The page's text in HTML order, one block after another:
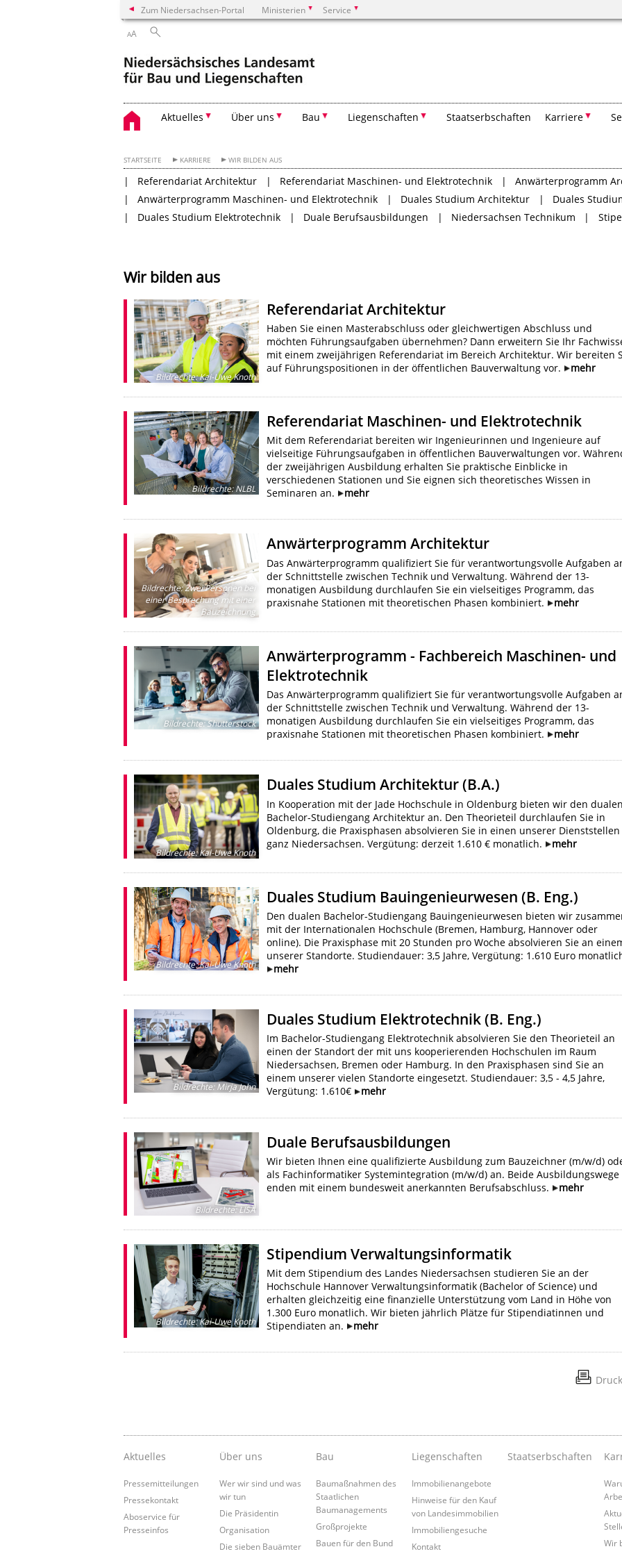
Zum Niedersachsen-Portal Ministerien Service
AA
Aktuelles Über uns Bau Liegenschaften Staatserbschaften Karriere
STARTSEITE KARRIERE WIR BILDEN AUS
Referendariat Architektur Referendariat Maschinen- und Elektrotechnik
Anwärterprogramm
Anwärterprogramm Maschinen- und Elektrotechnik
Duales Studium Architektur
Duales
Duales Studium Elektrotechnik
Duale Berufsausbildungen Niedersachsen Technikum
Wir bilden aus
Bildrechte:Kai-Uwe Knoth
Referendariat Architektur
Haben Sie einen Masterabschluss oder gleichwertigen Abschluss und
möchten Führungsaufgaben übernehmen? Dann erweitern Sie Ihr
mit einem zweijährigen Referendariat im Bereich Architektur. Wir bereiten
auf Führungspositionen in der öffentlichen Bauverwaltung vor.
mehr
Bildrechte:NLBL
Referendariat Maschinen- und Elektrotechnik
Mit dem Referendariat bereiten wir Ingenieurinnen und Ingenieure auf
vielseitige Führungsaufgaben in öffentlichen Bauverwaltungen vor.
der zweijährigen Ausbildung erhalten Sie praktische Einblicke in
verschiedenen Stationen und Sie eignen sich theoretisches Wissen in
Seminaren an.
mehr
Bildrechte:Zwei Personen bei
einer Besprechung mit einer
Bauzeichnung
Anwärterprogramm Architektur
Das Anwärterprogramm qualifiziert Sie für verantwortungsvolle Aufgaben
der Schnittstelle zwischen Technik und Verwaltung. Während der 13-
monatigen Ausbildung durchlaufen Sie ein vielseitiges Programm, das
praxisnahe Stationen mit theoretischen Phasen kombiniert.
mehr
Bildrechte:Shutterstock
Anwärterprogramm - Fachbereich Maschinen- und
Elektrotechnik
Das Anwärterprogramm qualifiziert Sie für verantwortungsvolle Aufgaben
der Schnittstelle zwischen Technik und Verwaltung. Während der 13-
monatigen Ausbildung durchlaufen Sie ein vielseitiges Programm, das
praxisnahe Stationen mit theoretischen Phasen kombiniert.
mehr
Bildrechte:Kai-Uwe Knoth
Duales Studium Architektur (B.A.)
In Kooperation mit der Jade Hochschule in Oldenburg bieten wir den dualen
Bachelor-Studiengang Architektur an. Den Theorieteil durchlaufen Sie in
Oldenburg, die Praxisphasen absolvieren Sie in einen unserer
ganz Niedersachsen. Vergütung: derzeit 1.610 € monatlich.
mehr
Bildrechte:Kai-Uwe Knoth
Duales Studium Bauingenieurwesen (B. Eng.)
Den dualen Bachelor-Studiengang Bauingenieurwesen bieten wir
mit der Internationalen Hochschule (Bremen, Hamburg, Hannover oder
online). Die Praxisphase mit 20 Stunden pro Woche absolvieren Sie an
unserer Standorte. Studiendauer: 3,5 Jahre, Vergütung: 1.610 Euro
mehr
Bildrechte:Mirja John
Duales Studium Elektrotechnik (B. Eng.)
Im Bachelor-Studiengang Elektrotechnik absolvieren Sie den Theorieteil an
einen der Standort der mit uns kooperierenden Hochschulen im Raum
Niedersachsen, Bremen oder Hamburg. In den Praxisphasen sind Sie an
einem unserer vielen Standorte eingesetzt. Studiendauer: 3,5 - 4,5 Jahre,
Vergütung: 1.610€
mehr
Bildrechte:LISA
Duale Berufsausbildungen
Wir bieten Ihnen eine qualifizierte Ausbildung zum Bauzeichner (m/w/d)
als Fachinformatiker Systemintegration (m/w/d) an. Beide Ausbildungswege
enden mit einem bundesweit anerkannten Berufsabschluss.
mehr
Bildrechte:Kai-Uwe Knoth
Stipendium Verwaltungsinformatik
Mit dem Stipendium des Landes Niedersachsen studieren Sie an der
Hochschule Hannover Verwaltungsinformatik (Bachelor of Science) und
erhalten gleichzeitig eine finanzielle Unterstützung vom Land in Höhe von
1.300 Euro monatlich. Wir bieten jährlich Plätze für Stipendiatinnen und
Stipendiaten an.
mehr
Aktuelles
Pressemitteilungen
Pressekontakt
Aboservice für
Presseinfos
Über uns
Wer wir sind und was
wir tun
Die Präsidentin
Organisation
Die sieben Bauämter
Bau
Baumaßnahmen des
Staatlichen
Baumanagements
Großprojekte
Bauen für den Bund
Liegenschaften
Immobilienangebote
Hinweise für den Kauf
von Landesimmobilien
Immobiliengesuche
Kontakt
Staatserbschaften
Wir